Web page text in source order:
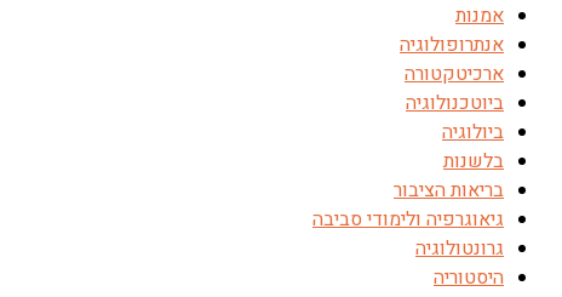
אמנות
אנתרופולוגיה
ארכיטקטורה
ביוטכנולוגיה
ביולוגיה
בלשנות
בריאות הציבור
גיאוגרפיה ולימודי סביבה
גרונטולוגיה
היסטוריה